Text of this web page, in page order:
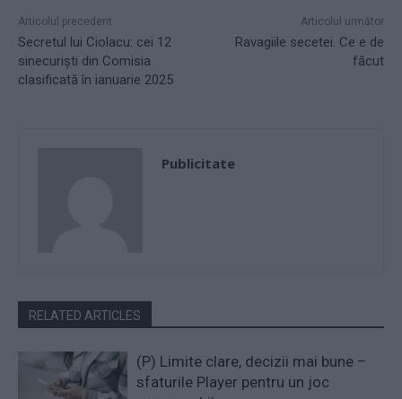
Articolul precedent
Secretul lui Ciolacu: cei 12
sinecuriști din Comisia
clasificată în ianuarie 2025
Articolul următor
Ravagiile secetei. Ce e de
făcut
Publicitate
RELATED ARTICLES
(P) Limite clare, decizii mai bune –
sfaturile Player pentru un joc